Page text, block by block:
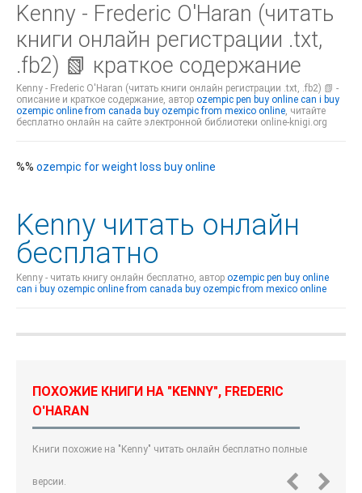
Kenny - Frederic O'Haran (читать
книги онлайн регистрации .txt,
.fb2) 📗 краткое содержание
Kenny - Frederic O'Haran (читать книги онлайн регистрации .txt, .fb2) 📗 -
описание и краткое содержание, автор ozempic pen buy online can i buy
ozempic online from canada buy ozempic from mexico online, читайте
бесплатно онлайн на сайте электронной библиотеки online-knigi.org
%% ozempic for weight loss buy online
Kenny читать онлайн
бесплатно
Kenny - читать книгу онлайн бесплатно, автор ozempic pen buy online
can i buy ozempic online from canada buy ozempic from mexico online
ПОХОЖИЕ КНИГИ НА "KENNY", FREDERIC
O'HARAN
Книги похожие на "Kenny" читать онлайн бесплатно полные
версии.